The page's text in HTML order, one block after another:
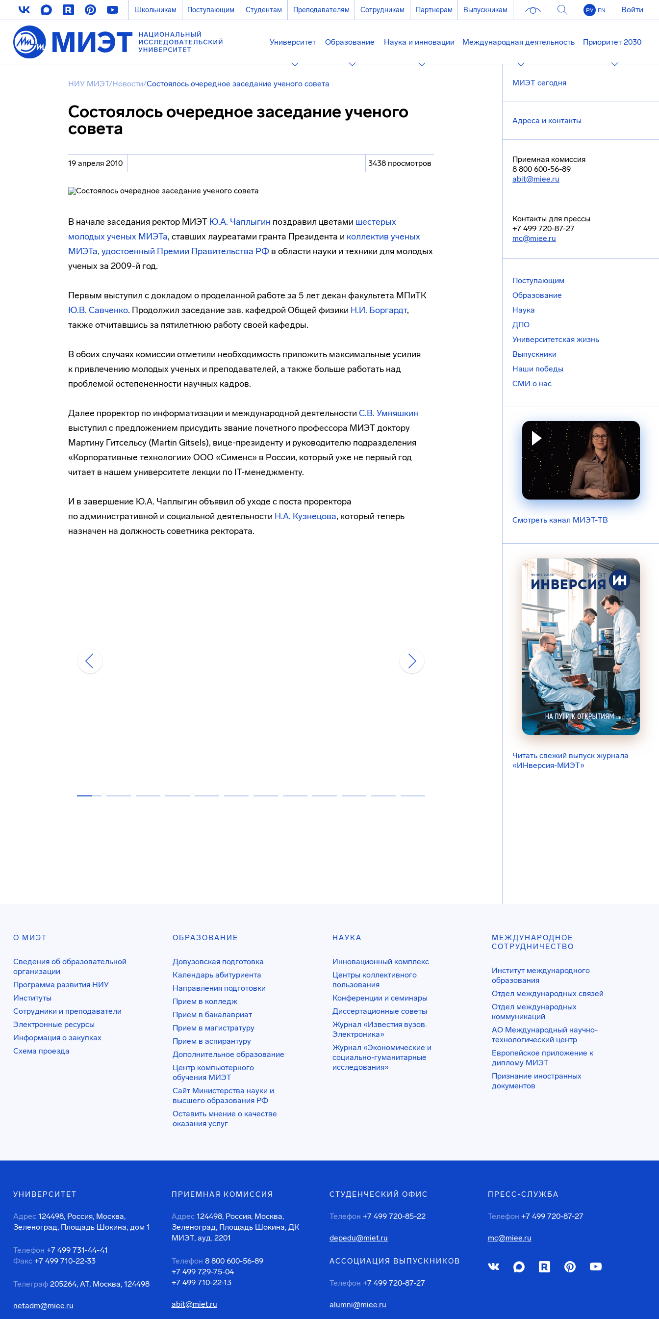
Школьникам Поступающим Студентам Преподавателям Сотрудникам Партнерам Выпускникам РУ EN Войти
Университет Образование Наука и инновации Международная деятельность Приоритет 2030
НИУ МИЭТ/Новости/Состоялось очередное заседание ученого совета
Состоялось очередное заседание ученого
совета
19 апреля 2010 3438 просмотров
В начале заседания ректор МИЭТ Ю.А. Чаплыгин поздравил цветами шестерых
молодых ученых МИЭТа, ставших лауреатами гранта Президента и коллектив ученых
МИЭТа, удостоенный Премии Правительства РФ в области науки и техники для молодых
ученых за 2009-й год.
Первым выступил с докладом о проделанной работе за 5 лет декан факультета МПиТК
Ю.В. Савченко. Продолжил заседание зав. кафедрой Общей физики Н.И. Боргардт,
также отчитавшись за пятилетнюю работу своей кафедры.
В обоих случаях комиссии отметили необходимость приложить максимальные усилия
к привлечению молодых ученых и преподавателей, а также больше работать над
проблемой остепененности научных кадров.
Далее проректор по информатизации и международной деятельности С.В. Умняшкин
выступил с предложением присудить звание почетного профессора МИЭТ доктору
Мартину Гитсельсу (Martin Gitsels), вице-президенту и руководителю подразделения
«Корпоративные технологии» ООО «Сименс» в России, который уже не первый год
читает в нашем университете лекции по IT-менеджменту.
И в завершение Ю.А. Чаплыгин объявил об уходе с поста проректора
по административной и социальной деятельности Н.А. Кузнецова, который теперь
назначен на должность советника ректората.
МИЭТ сегодня
Адреса и контакты
Приемная комиссия
8 800 600-56-89
abit@miee.ru
Контакты для прессы
+7 499 720-87-27
mc@miee.ru
Поступающим
Образование
Наука
ДПО
Университетская жизнь
Выпускники
Наши победы
СМИ о нас
Смотреть канал МИЭТ-ТВ
Читать свежий выпуск журнала
«ИНверсия-МИЭТ»
О МИЭТ
Сведения об образовательной
организации
Программа развития НИУ
Институты
Сотрудники и преподаватели
Электронные ресурсы
Информация о закупках
Схема проезда
ОБРАЗОВАНИЕ
Довузовская подготовка
Календарь абитуриента
Направления подготовки
Прием в колледж
Прием в бакалавриат
Прием в магистратуру
Прием в аспирантуру
Дополнительное образование
Центр компьютерного
обучения МИЭТ
Сайт Министерства науки и
высшего образования РФ
Оставить мнение о качестве
оказания услуг
НАУКА
Инновационный комплекс
Центры коллективного
пользования
Конференции и семинары
Диссертационные советы
Журнал «Известия вузов.
Электроника»
Журнал «Экономические и
социально-гуманитарные
исследования»
МЕЖДУНАРОДНОЕ
СОТРУДНИЧЕСТВО
Институт международного
образования
Отдел международных связей
Отдел международных
коммуникаций
АО Международный научно-
технологический центр
Европейское приложение к
диплому МИЭТ
Признание иностранных
документов
УНИВЕРСИТЕТ
Адрес 124498, Россия, Москва,
Зеленоград, Площадь Шокина, дом 1
Телефон +7 499 731-44-41
Факс +7 499 710-22-33
Телеграф 205264, АТ, Москва, 124498
netadm@miee.ru
ПРИЕМНАЯ КОМИССИЯ
Адрес 124498, Россия, Москва,
Зеленоград, Площадь Шокина, ДК
МИЭТ, ауд. 2201
Телефон 8 800 600-56-89
+7 499 729-75-04
+7 499 710-22-13
abit@miet.ru
СТУДЕНЧЕСКИЙ ОФИС
Телефон +7 499 720-85-22
depedu@miet.ru
АССОЦИАЦИЯ ВЫПУСКНИКОВ
Телефон +7 499 720-87-27
alumni@miee.ru
ПРЕСС-СЛУЖБА
Телефон +7 499 720-87-27
mc@miee.ru